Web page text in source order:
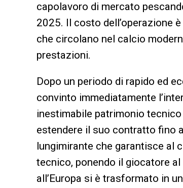
capolavoro di mercato
2025. Il costo dell’operazione
che circolano nel calcio
prestazioni.
Dopo un periodo di rapido ed
convinto immediatamente
inestimabile patrimonio
estendere il suo contratto fino
lungimirante che garantisce al
tecnico, ponendo il giocatore
all’Europa si è trasformato in